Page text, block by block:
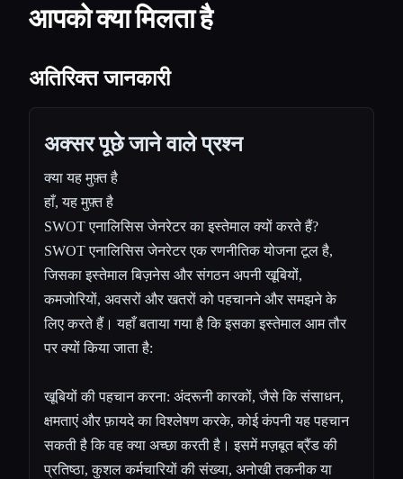
आपको क्या मिलता है
अतिरिक्त जानकारी
अक्सर पूछे जाने वाले प्रश्न
क्या यह मुफ़्त है
हाँ, यह मुफ़्त है
SWOT एनालिसिस जेनरेटर का इस्तेमाल क्यों करते हैं?
SWOT एनालिसिस जेनरेटर एक रणनीतिक योजना टूल है,
जिसका इस्तेमाल बिज़नेस और संगठन अपनी खूबियों,
कमजोरियों, अवसरों और खतरों को पहचानने और समझने के
लिए करते हैं। यहाँ बताया गया है कि इसका इस्तेमाल आम तौर
पर क्यों किया जाता है:
खूबियों की पहचान करना: अंदरूनी कारकों, जैसे कि संसाधन,
क्षमताएं और फ़ायदे का विश्लेषण करके, कोई कंपनी यह पहचान
सकती है कि वह क्या अच्छा करती है। इसमें मज़बूत ब्रैंड की
प्रतिष्ठा, कुशल कर्मचारियों की संख्या, अनोखी तकनीक या